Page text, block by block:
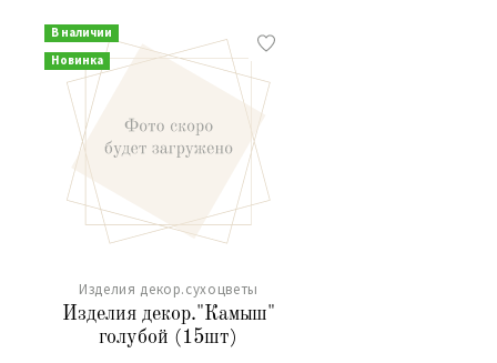
В наличии
Новинка
Изделия декор.сухоцветы
Изделия декор."Камыш"
голубой (15шт)